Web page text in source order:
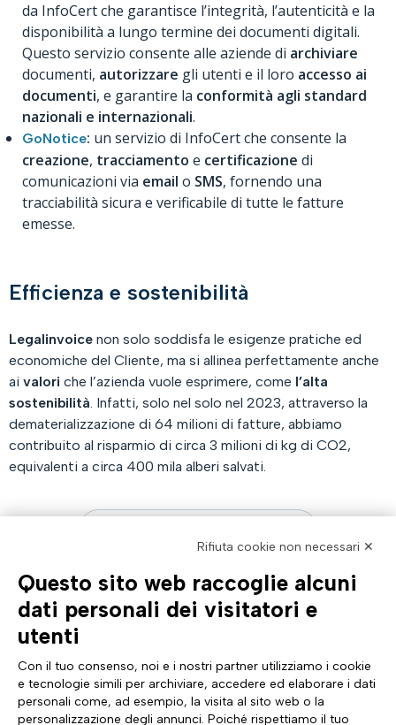
da InfoCert che garantisce l’integrità, l’autenticità e la
disponibilità a lungo termine dei documenti digitali.
Questo servizio consente alle aziende di archiviare
documenti, autorizzare gli utenti e il loro accesso ai
documenti, e garantire la conformità agli standard
nazionali e internazionali.
GoNotice: un servizio di InfoCert che consente la
creazione, tracciamento e certificazione di
comunicazioni via email o SMS, fornendo una
tracciabilità sicura e verificabile di tutte le fatture
emesse.
Efficienza e sostenibilità
Legalinvoice non solo soddisfa le esigenze pratiche ed
economiche del Cliente, ma si allinea perfettamente anche
ai valori che l’azienda vuole esprimere, come l’alta
sostenibilità. Infatti, solo nel solo nel 2023, attraverso la
dematerializzazione di 64 milioni di fatture, abbiamo
contribuito al risparmio di circa 3 milioni di kg di CO2,
equivalenti a circa 400 mila alberi salvati.
AZIENDA
Profilo aziendale
Certificazioni
Cyber Security
Analyst Report
Dichiarazione di Accessibilità
TUTTO SU DI NOI
Documentazione
Comunicati stampa
Sito internazionale
Diventa Partner
Rifiuta cookie non necessari ✕
Questo sito web raccoglie alcuni
dati personali dei visitatori e
utenti
Con il tuo consenso, noi e i nostri partner utilizziamo i cookie
e tecnologie simili per archiviare, accedere ed elaborare i dati
personali come, ad esempio, la visita al sito web o la
personalizzazione degli annunci. Poiché rispettiamo il tuo